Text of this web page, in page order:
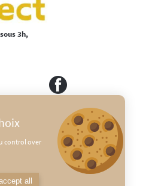
3h,
DU SITE
DE VENTE
CONFIDENTIALITÉ
control over
all